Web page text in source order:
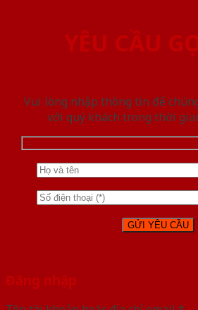
YÊU CẦU
Vui lòng nhập thông tin để
với quý khách trong thời
Đăng nhập